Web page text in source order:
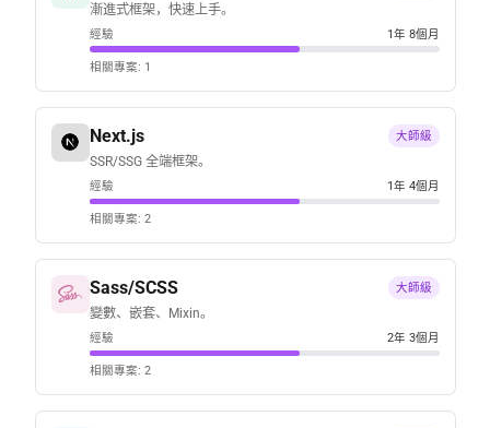
漸進式框架，快速上手。
經驗 1年 8個月
相關專案: 1
Next.js 大師級
SSR/SSG 全端框架。
經驗 1年 4個月
相關專案: 2
Sass/SCSS 大師級
變數、嵌套、Mixin。
經驗 2年 3個月
相關專案: 2